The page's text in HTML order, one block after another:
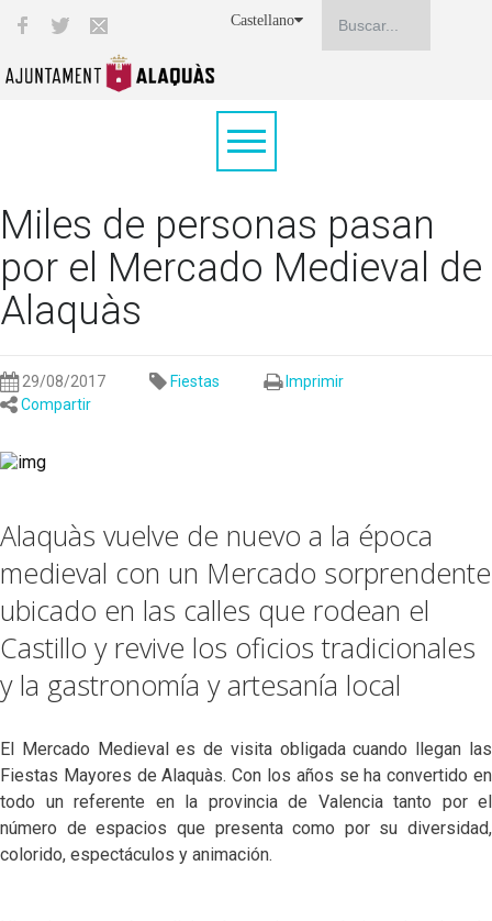
Castellano
Miles de personas pasan
por el Mercado Medieval de
Alaquàs
29/08/2017 Fiestas
Imprimir
Compartir
Alaquàs vuelve de nuevo a la época
medieval con un Mercado sorprendente
ubicado en las calles que rodean el
Castillo y revive los oficios tradicionales
y la gastronomía y artesanía local
El Mercado Medieval es de visita obligada cuando llegan las
Fiestas Mayores de Alaquàs. Con los años se ha convertido en
todo un referente en la provincia de Valencia tanto por el
número de espacios que presenta como por su diversidad,
colorido, espectáculos y animación.